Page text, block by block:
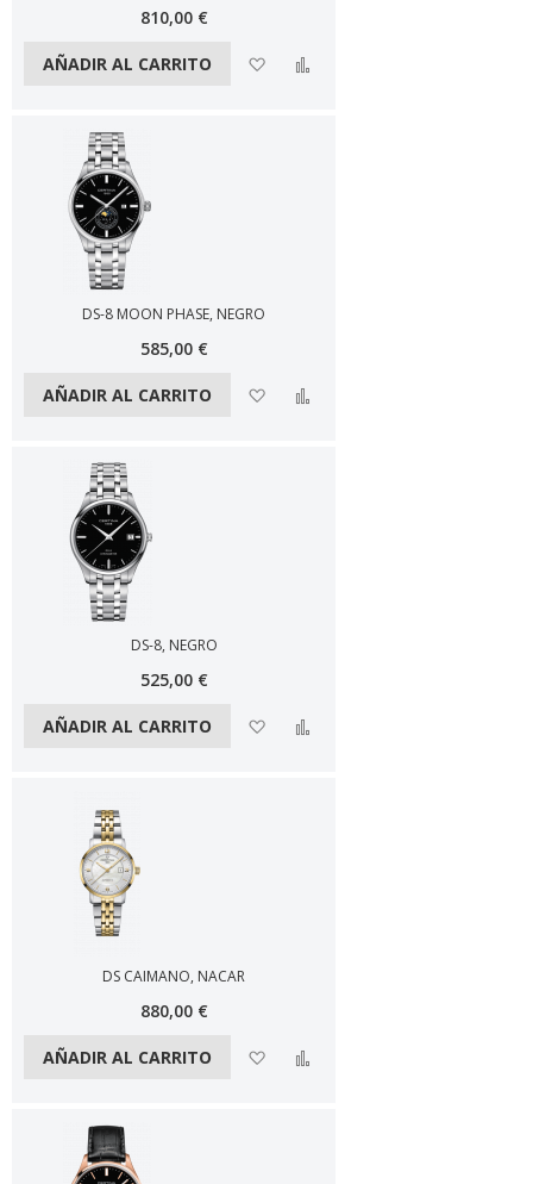
810,00 €
AÑADIR AL CARRITO Añadir a la lista de deseos
DS-8 MOON PHASE, NEGRO
585,00 €
AÑADIR AL CARRITO Añadir a la lista de deseos
DS-8, NEGRO
525,00 €
AÑADIR AL CARRITO Añadir a la lista de deseos
DS CAIMANO, NACAR
880,00 €
AÑADIR AL CARRITO Añadir a la lista de deseos